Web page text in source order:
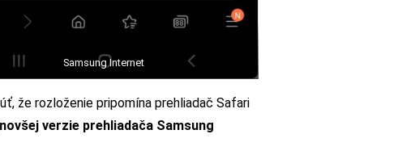
Samsung Internet
že rozloženie pripomína prehliadač Safari
verzie prehliadača Samsung